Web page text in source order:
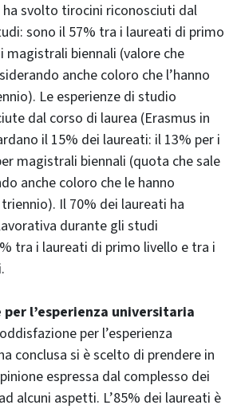
svolto tirocini riconosciuti dal
sono il 57% tra i laureati di primo
magistrali biennali (valore che
anche coloro che l’hanno
Le esperienze di studio
dal corso di laurea (Erasmus in
il 15% dei laureati: il 13% per i
magistrali biennali (quota che sale
anche coloro che le hanno
Il 70% dei laureati ha
durante gli studi
tra i laureati di primo livello e tra i
l’esperienza universitaria
per l’esperienza
conclusa si è scelto di prendere in
espressa dal complesso dei
alcuni aspetti. L’85% dei laureati è